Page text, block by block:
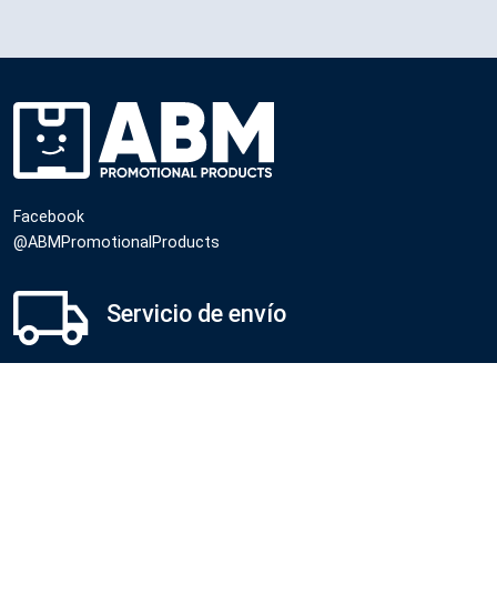
Facebook
@ABMPromotionalProducts
Servicio de envío